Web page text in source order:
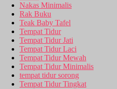
Nakas Minimalis
Rak Buku
Teak Baby Tafel
Tempat Tidur
Tempat Tidur Jati
Tempat Tidur Laci
Tempat Tidur Mewah
Tempat Tidur Minimalis
tempat tidur sorong
Tempat Tidur Tingkat